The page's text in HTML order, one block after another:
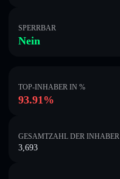
SPERRBAR
Nein
TOP-INHABER IN %
93.91%
GESAMTZAHL DER INHABER
3,693